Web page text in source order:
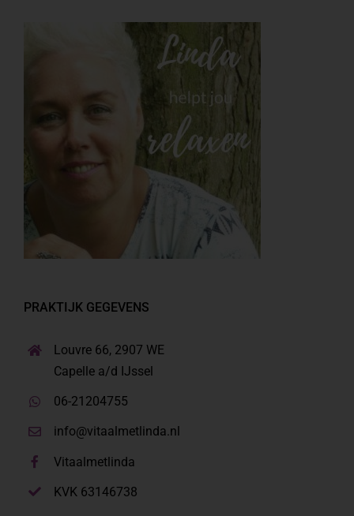
PRAKTIJK GEGEVENS
Louvre 66, 2907 WE
Capelle a/d IJssel
06-21204755
info@vitaalmetlinda.nl
Vitaalmetlinda
KVK 63146738